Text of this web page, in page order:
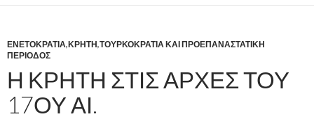
ΕΝΕΤΟΚΡΑΤΙΑ,ΚΡΗΤΗ,ΤΟΥΡΚΟΚΡΑΤΙΑ ΚΑΙ ΠΡΟΕΠΑΝΑΣΤΑΤΙΚΗ
ΠΕΡΙΟΔΟΣ
Η ΚΡΗΤΗ ΣΤΙΣ ΑΡΧΕΣ ΤΟΥ
17ΟΥ ΑΙ.